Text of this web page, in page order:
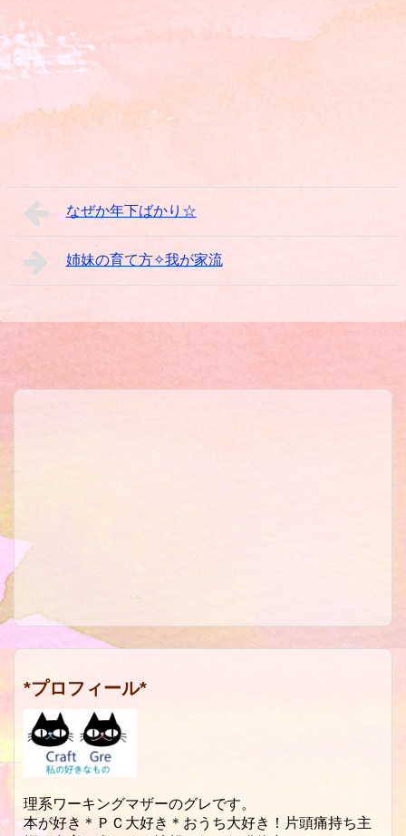
なぜか年下ばかり☆
姉妹の育て方✧我が家流
*プロフィール*
理系ワーキングマザーのグレです。
本が好き＊ＰＣ大好き＊おうち大好き！片頭痛持ち主